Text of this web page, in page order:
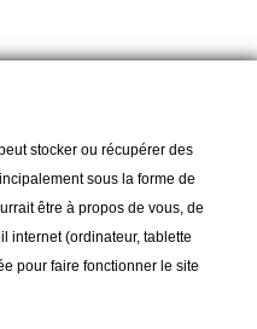
stocker ou récupérer des
sous la forme de
être à propos de vous, de
internet (ordinateur, tablette
pour faire fonctionner le site